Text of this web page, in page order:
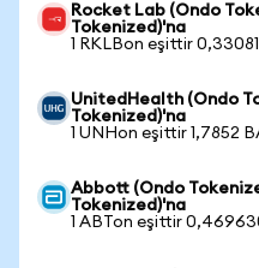
Rocket Lab (Ondo
Tokenized)'na
1 RKLBon eşittir
UnitedHealth (Ondo
Tokenized)'na
1 UNHon eşittir 1,7852
Abbott (Ondo
Tokenized)'na
1 ABTon eşittir